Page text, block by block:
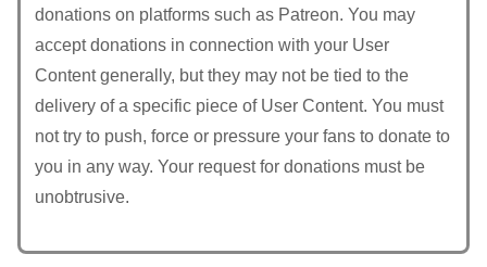
donations on platforms such as Patreon. You may
accept donations in connection with your User
Content generally, but they may not be tied to the
delivery of a specific piece of User Content. You must
not try to push, force or pressure your fans to donate to
you in any way. Your request for donations must be
unobtrusive.